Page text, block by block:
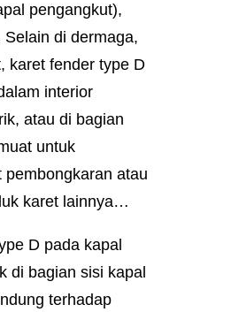
pengangkut),
di dermaga,
karet fender type D
interior
atau di bagian
untuk
atau
karet lainnya…
D pada kapal
di bagian sisi kapal
terhadap